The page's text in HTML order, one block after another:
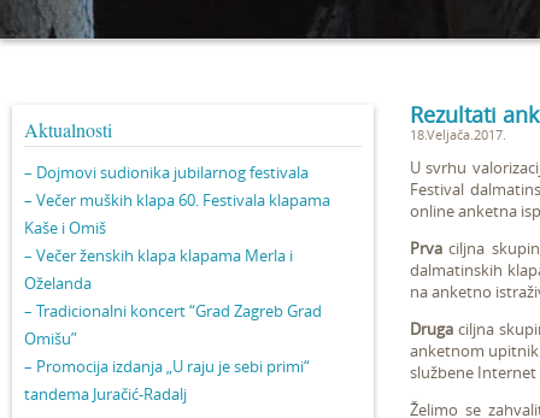
Aktualnosti
– Dojmovi sudionika jubilarnog festivala
– Večer muških klapa 60. Festivala klapama
Kaše i Omiš
– Večer ženskih klapa klapama Merla i
Oželanda
– Tradicionalni koncert “Grad Zagreb Grad
Omišu”
– Promocija izdanja „U raju je sebi primi“
tandema Juračić-Radalj
Rezultati
18.Veljača.2017.
U svrhu
Festival
onlineanketna
Prva ciljna
dalmatinskih
na anketno
Druga ciljna
anketnom
službene Internet
Želimo se